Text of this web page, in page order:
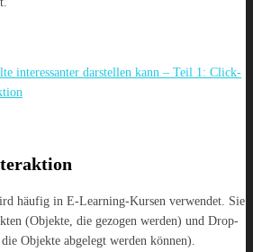
interessanter darstellen kann – Teil 1: Click-
häufig in E-Learning-Kursen verwendet. Sie
(Objekte, die gezogen werden) und Drop-
Objekte abgelegt werden können).